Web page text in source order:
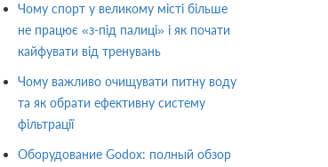
Чому спорт у великому місті більше
не працює «з-під палиці» і як почати
кайфувати від тренувань
Чому важливо очищувати питну воду
та як обрати ефективну систему
фільтрації
Оборудование Godox: полный обзор